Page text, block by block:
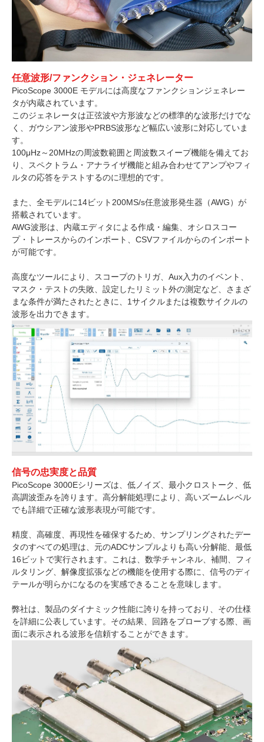
任意波形/ファンクション・ジェネレーター
PicoScope 3000E モデルには高度なファンクションジェネレー
タが内蔵されています。
このジェネレータは正弦波や方形波などの標準的な波形だけでな
く、ガウシアン波形やPRBS波形など幅広い波形に対応していま
す。
100μHz～20MHzの周波数範囲と周波数スイープ機能を備えてお
り、スペクトラム・アナライザ機能と組み合わせてアンプやフィ
ルタの応答をテストするのに理想的です。
また、全モデルに14ビット200MS/s任意波形発生器（AWG）が
搭載されています。
AWG波形は、内蔵エディタによる作成・編集、オシロスコー
プ・トレースからのインポート、CSVファイルからのインポート
が可能です。
高度なツールにより、スコープのトリガ、Aux入力のイベント、
マスク・テストの失敗、設定したリミット外の測定など、さまざ
まな条件が満たされたときに、1サイクルまたは複数サイクルの
波形を出力できます。
信号の忠実度と品質
PicoScope 3000Eシリーズは、低ノイズ、最小クロストーク、低
高調波歪みを誇ります。高分解能処理により、高いズームレベル
でも詳細で正確な波形表現が可能です。
精度、高確度、再現性を確保するため、サンプリングされたデー
タのすべての処理は、元のADCサンプルよりも高い分解能、最低
16ビットで実行されます。これは、数学チャンネル、補間、フィ
ルタリング、解像度拡張などの機能を使用する際に、信号のディ
テールが明らかになるのを実感できることを意味します。
弊社は、製品のダイナミック性能に誇りを持っており、その仕様
を詳細に公表しています。その結果、回路をプローブする際、画
面に表示される波形を信頼することができます。